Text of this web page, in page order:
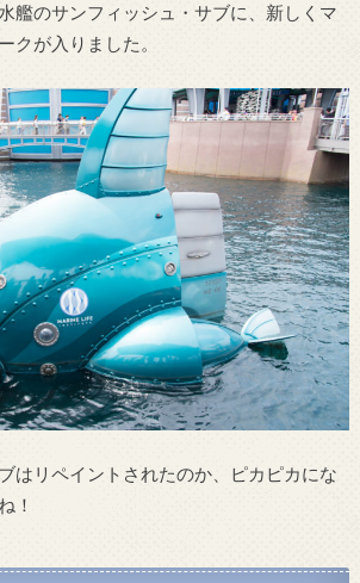
艦のサンフィッシュ・サブに、新しくマ
クが入りました。
はリペイントされたのか、ピカピカにな
！